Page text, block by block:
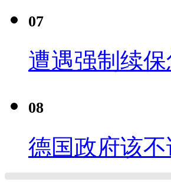
07
遭遇强制续
08
德国政府该